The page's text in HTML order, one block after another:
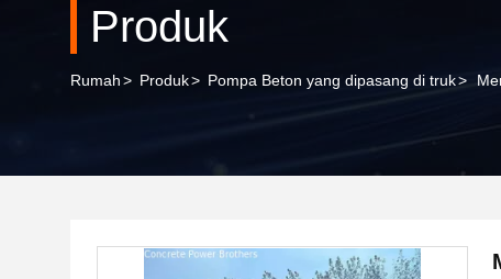
Produk
Rumah> Produk> Pompa Beton yang dipasang di truk>